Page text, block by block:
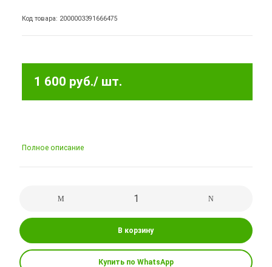
Код товара: 2000003391666475
1 600 руб./ шт.
Полное описание
В корзину
Купить по WhatsApp